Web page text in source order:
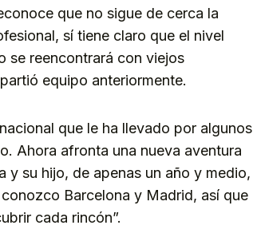
que no sigue de cerca la
sí tiene claro que el nivel
se reencontrará con viejos
equipo anteriormente.
que le ha llevado por algunos
Ahora afronta una nueva aventura
y su hijo, de apenas un año y medio,
Barcelona y Madrid, así que
cada rincón”.